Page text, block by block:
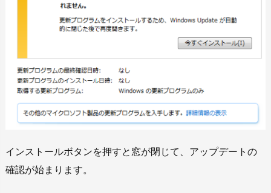
インストールボタンを押すと窓が閉じて、アップデートの
確認が始まります。